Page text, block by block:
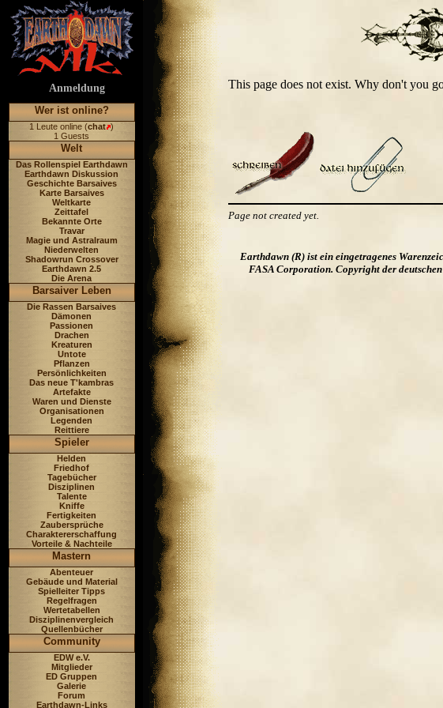
Anmeldung
Wer ist online?
1 Leute online (chat )
1 Guests
Welt
Das Rollenspiel Earthdawn
Earthdawn Diskussion
Geschichte Barsaives
Karte Barsaives
Weltkarte
Zeittafel
Bekannte Orte
Travar
Magie und Astralraum
Niederwelten
Shadowrun Crossover
Earthdawn 2.5
Die Arena
Barsaiver Leben
Die Rassen Barsaives
Dämonen
Passionen
Drachen
Kreaturen
Untote
Pflanzen
Persönlichkeiten
Das neue T'kambras
Artefakte
Waren und Dienste
Organisationen
Legenden
Reittiere
Spieler
Helden
Friedhof
Tagebücher
Disziplinen
Talente
Kniffe
Fertigkeiten
Zaubersprüche
Charaktererschaffung
Vorteile & Nachteile
Mastern
Abenteuer
Gebäude und Material
Spielleiter Tipps
Regelfragen
Wertetabellen
Disziplinenvergleich
Quellenbücher
Community
EDW e.V.
Mitglieder
ED Gruppen
Galerie
Forum
Earthdawn-Links
This page does not exist. Why don't you
Page not created yet.
Earthdawn (R) ist ein eingetragenes
FASA Corporation. Copyright der